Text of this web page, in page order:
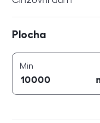
Plocha
Min